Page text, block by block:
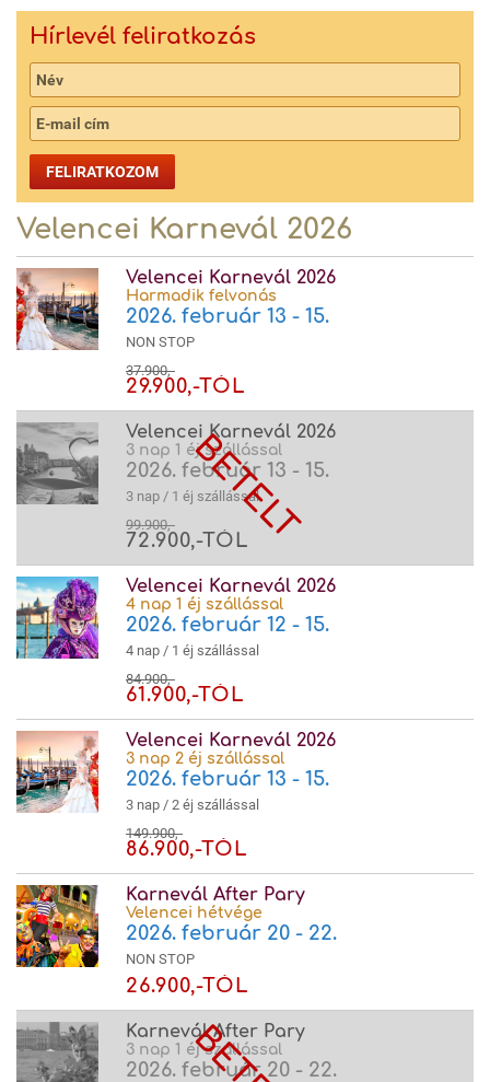
Hírlevél feliratkozás
FELIRATKOZOM
Velencei Karnevál 2026
Velencei Karnevál 2026
Harmadik felvonás
2026. február 13 - 15.
NON STOP
37.900,-
29.900,-TÓL
Velencei Karnevál 2026
3 nap 1 éj szállással
2026. február 13 - 15.
3 nap / 1 éj szállással
99.900,-
72.900,-TÓL
Velencei Karnevál 2026
4 nap 1 éj szállással
2026. február 12 - 15.
4 nap / 1 éj szállással
84.900,-
61.900,-TÓL
Velencei Karnevál 2026
3 nap 2 éj szállással
2026. február 13 - 15.
3 nap / 2 éj szállással
149.900,-
86.900,-TÓL
Karnevál After Pary
Velencei hétvége
2026. február 20 - 22.
NON STOP
26.900,-TÓL
Karnevál After Pary
3 nap 1 éj szállással
2026. február 20 - 22.